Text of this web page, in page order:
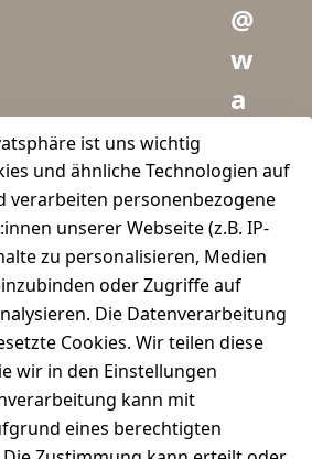
ist uns wichtig
und ähnliche Technologien auf
verarbeiten personenbezogene
unserer Webseite (z.B. IP-
zu personalisieren, Medien
oder Zugriffe auf
Die Datenverarbeitung
Cookies. Wir teilen diese
wir in den Einstellungen
kann mit
eines berechtigten
@
w
a
d
m
e
i
s